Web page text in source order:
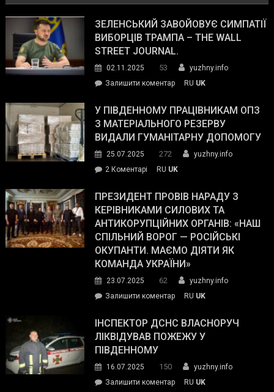
ЗЕЛЕНСЬКИЙ ЗАВОЙОВУЄ СИМПАТІЇ
ВИБОРЦІВ ТРАМПА – THE WALL
STREET JOURNAL.
02.11.2025 53
yuzhny.info
Залишити коментарon
завойовує
симпатії
виборців
The
Street
Journal.
RU UK
У ПІВДЕННОМУ ПРАЦІВНИКАМ ОПЗ
З МАТЕРІАЛЬНОГО РЕЗЕРВУ
ВИДАЛИ ГУМАНІТАРНУ ДОПОМОГУ
25.07.2025 272
yuzhny.info
2 Коментарі
Південному
працівникам
ОПЗ
з
матеріального
резерву
гуманітарну
допомогу
RU UK
ПРЕЗИДЕНТ ПРОВІВ НАРАДУ З
КЕРІВНИКАМИ СИЛОВИХ ТА
АНТИКОРУПЦІЙНИХ ОРГАНІВ: «НАШ
СПІЛЬНИЙ ВОРОГ — РОСІЙСЬКІ
ОКУПАНТИ. МАЄМО ДІЯТИ ЯК
КОМАНДА УКРАЇНИ»
23.07.2025 62
yuzhny.info
Залишити коментарon
провів
нараду
силових
та
RU UK
ІНСПЕКТОР ДСНС ВЛАСНОРУЧ
ЛІКВІДУВАВ ПОЖЕЖУ У
ПІВДЕННОМУ
16.07.2025 150
yuzhny.info
Залишити коментарon
RU UK